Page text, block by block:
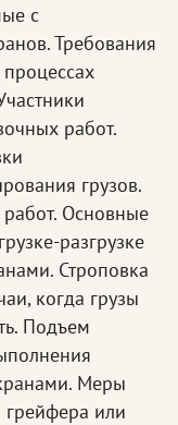
с
Требования
работ.
грузов.
Основные
разгрузке
Строповка
когда грузы
Подъем
Меры
грейфера или